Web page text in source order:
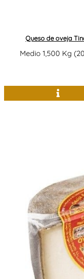
Queso de oveja
Medio 1,500 Kg